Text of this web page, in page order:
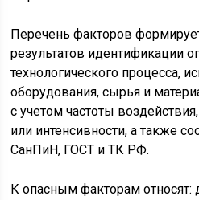
Перечень факторов
результатов идентификации
технологического процесса,
оборудования, сырья и
с учетом частоты
или интенсивности, а также
СанПиН, ГОСТ и ТК РФ.
К опасным факторам